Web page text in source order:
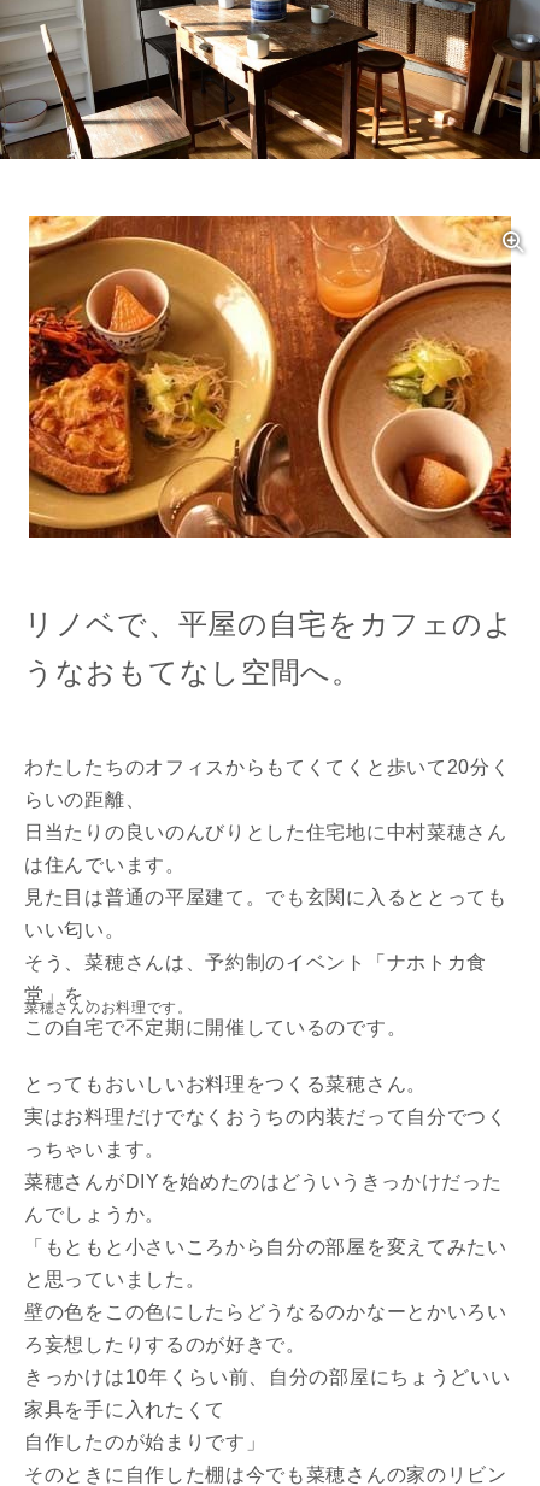
リノベで、平屋の自宅をカフェのよ
うなおもてなし空間へ。
わたしたちのオフィスからもてくてくと歩いて20分く
らいの距離、
日当たりの良いのんびりとした住宅地に中村菜穂さん
は住んでいます。
見た目は普通の平屋建て。でも玄関に入るととっても
いい匂い。
そう、菜穂さんは、予約制のイベント「ナホトカ食
堂」を、
この自宅で不定期に開催しているのです。
菜穂さんのお料理です。
とってもおいしいお料理をつくる菜穂さん。
実はお料理だけでなくおうちの内装だって自分でつく
っちゃいます。
菜穂さんがDIYを始めたのはどういうきっかけだった
んでしょうか。
「もともと小さいころから自分の部屋を変えてみたい
と思っていました。
壁の色をこの色にしたらどうなるのかなーとかいろい
ろ妄想したりするのが好きで。
きっかけは10年くらい前、自分の部屋にちょうどいい
家具を手に入れたくて
自作したのが始まりです」
そのときに自作した棚は今でも菜穂さんの家のリビン